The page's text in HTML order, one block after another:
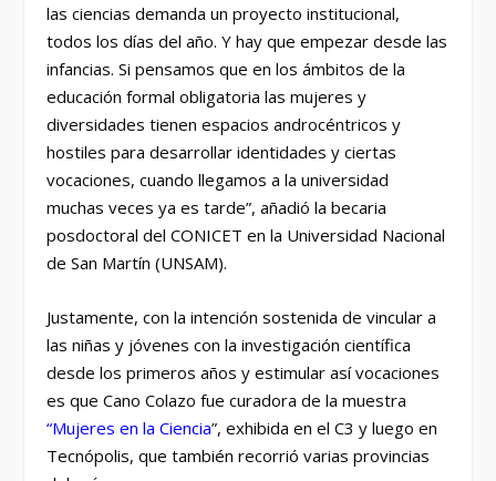
las ciencias demanda un proyecto institucional,
todos los días del año. Y hay que empezar desde las
infancias. Si pensamos que en los ámbitos de la
educación formal obligatoria las mujeres y
diversidades tienen espacios androcéntricos y
hostiles para desarrollar identidades y ciertas
vocaciones, cuando llegamos a la universidad
muchas veces ya es tarde”, añadió la becaria
posdoctoral del CONICET en la Universidad Nacional
de San Martín (UNSAM).
Justamente, con la intención sostenida de vincular a
las niñas y jóvenes con la investigación científica
desde los primeros años y estimular así vocaciones
es que Cano Colazo fue curadora de la muestra
“Mujeres en la Ciencia”, exhibida en el C3 y luego en
Tecnópolis, que también recorrió varias provincias